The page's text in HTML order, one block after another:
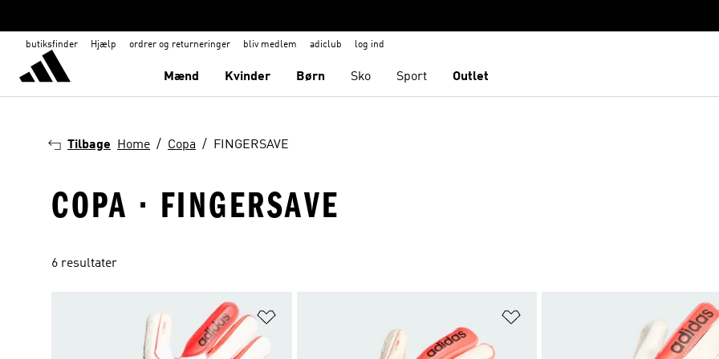
butiksfinder Hjælp ordrer og returneringer bliv medlem adiclub log ind
Mænd Kvinder Børn Sko Sport Outlet
Tilbage Home Copa FINGERSAVE
COPA · FINGERSAVE
6 resultater